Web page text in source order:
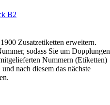
Zusatzetiketten erweitern.
sodass Sie um Dopplungen
Nummern (Etiketten)
nach diesem das nächste